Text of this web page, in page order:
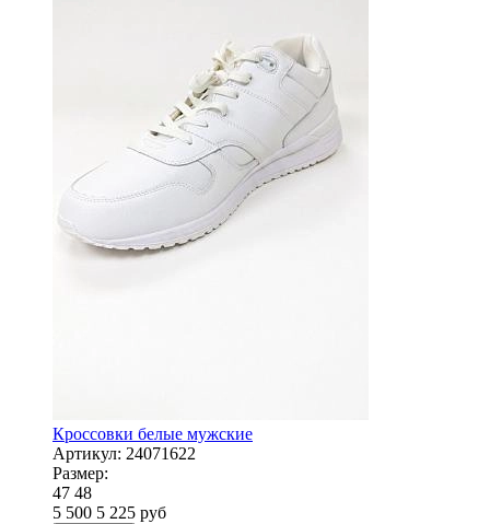
Кроссовки белые мужские
Артикул: 24071622
Размер:
47 48
5 500 5 225 руб